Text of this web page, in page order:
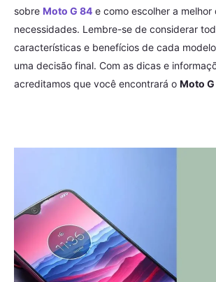
sobre Moto G 84 e como escolher a
necessidades. Lembre-se de considerar
características e benefícios de cada
uma decisão final. Com as dicas e
acreditamos que você encontrará o Moto